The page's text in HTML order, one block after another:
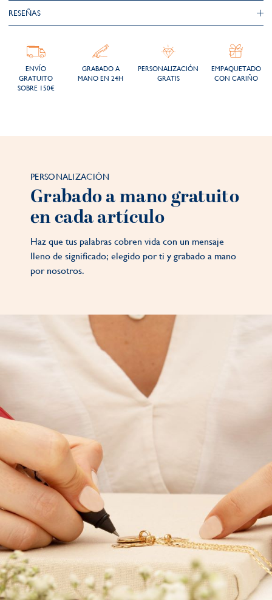
RESEÑAS
ENVÍO
GRATUITO
SOBRE 150€
GRABADO A
MANO EN 24H
PERSONALIZACIÓN
GRATIS
EMPAQUETADO
CON CARIÑO
PERSONALIZACIÓN
Grabado a mano gratuito
en cada artículo
Haz que tus palabras cobren vida con un mensaje
lleno de significado; elegido por ti y grabado a mano
por nosotros.